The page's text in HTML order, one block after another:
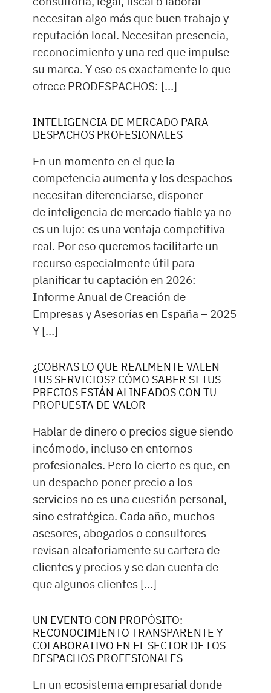
necesitan algo más que buen trabajo y
reputación local. Necesitan presencia,
reconocimiento y una red que impulse
su marca. Y eso es exactamente lo que
ofrece PRODESPACHOS: […]
INTELIGENCIA DE MERCADO PARA
DESPACHOS PROFESIONALES
En un momento en el que la
competencia aumenta y los despachos
necesitan diferenciarse, disponer
de inteligencia de mercado fiable ya no
es un lujo: es una ventaja competitiva
real. Por eso queremos facilitarte un
recurso especialmente útil para
planificar tu captación en 2026:
Informe Anual de Creación de
Empresas y Asesorías en España – 2025
Y […]
¿COBRAS LO QUE REALMENTE VALEN
TUS SERVICIOS? CÓMO SABER SI TUS
PRECIOS ESTÁN ALINEADOS CON TU
PROPUESTA DE VALOR
Hablar de dinero o precios sigue siendo
incómodo, incluso en entornos
profesionales. Pero lo cierto es que, en
un despacho poner precio a los
servicios no es una cuestión personal,
sino estratégica. Cada año, muchos
asesores, abogados o consultores
revisan aleatoriamente su cartera de
clientes y precios y se dan cuenta de
que algunos clientes […]
UN EVENTO CON PROPÓSITO:
RECONOCIMIENTO TRANSPARENTE Y
COLABORATIVO EN EL SECTOR DE LOS
DESPACHOS PROFESIONALES
En un ecosistema empresarial donde